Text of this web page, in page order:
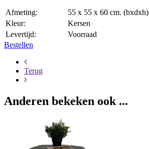
Afmeting:
55 x 55 x 60 cm. (bxdxh)
Kleur:
Kersen
Levertijd:
Voorraad
Bestellen
Terug
Anderen bekeken ook ...